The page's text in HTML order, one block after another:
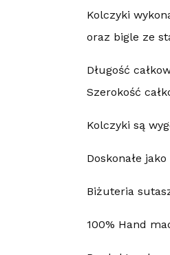
Kolczyki
oraz bigle ze
Długość
Szerokość
Kolczyki są
Doskonałe
Biżuteria
100% Hand